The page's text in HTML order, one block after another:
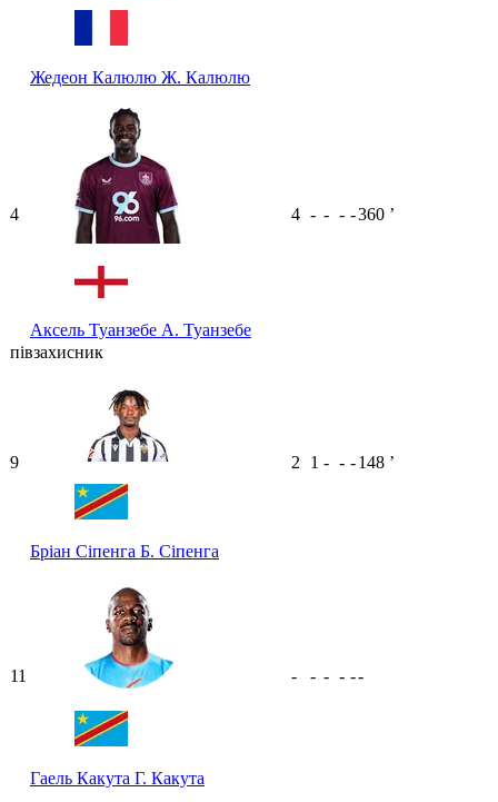
Жедеон Калюлю Ж. Калюлю
4
Аксель Туанзебе А. Туанзебе
4 - - - -360 ʼ
півзахисник
9
Бріан Сіпенга Б. Сіпенга
2 1 - - -148 ʼ
11
Гаель Какута Г. Какута
- - - - --